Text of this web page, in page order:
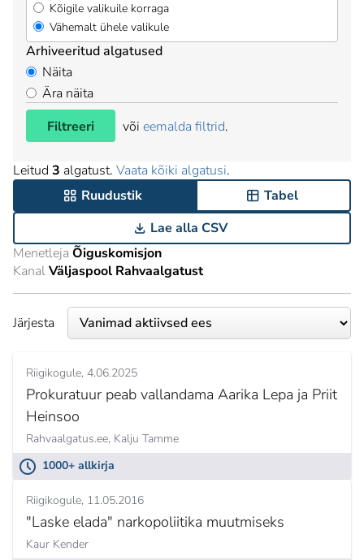
Kõigile valikuile korraga
Vähemalt ühele valikule
Arhiveeritud algatused
Näita
Ära näita
Filtreeri
või eemalda filtrid.
Leitud 3 algatust. Vaata kõiki algatusi.
Ruudustik
Tabel
Lae alla CSV
Menetleja Õiguskomisjon
KanalVäljaspool Rahvaalgatust
Järjesta
Riigikogule 4.06.2025
Prokuratuur peab vallandama Aarika Lepa ja Priit
Heinsoo
Rahvaalgatus.ee, Kalju Tamme
1000+ allkirja
Riigikogule 11.05.2016
"Laske elada" narkopoliitika muutmiseks
Kaur Kender